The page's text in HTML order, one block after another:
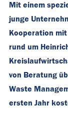
Mit einem
junge
Kooperation mit
rund um
von Beratung
Waste
ersten Jahr